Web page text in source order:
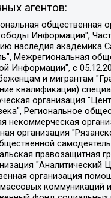
агентов:
человека", Городская общественная организация "Екатеринбургское общество "МЕМОРИАЛ", Городская общественная организация "Рязанское историко-просветительское и правозащитное общество "Мемориал" (Рязанский Мемориал), Челябинский региональный орган общественной самодеятельности – женское общественное объединение "Женщины Евразии", Челябинский региональный орган общественной самодеятельности "Уральская правозащитная группа", Фонд содействия защите здоровья и социальной справедливости имени Андрея Рылькова, Автономная Некоммерческая Организация "Аналитический Центр Юрия Левады", Автономная некоммерческая организация социальной поддержки населения "Проект Апрель", Региональная общественная организация помощи женщинам и детям, находящимся в кризисной ситуации "Информационно-методический центр "Анна", Фонд содействия развитию массовых коммуникаций и правовому просвещению "Так-так-Так", Фонд содействия устойчивому развитию "Серебряная тайга", Свердловский региональный общественный фонд социальных проектов "Новое время", "Idel.Реалии", Кавказ.Реалии, Крым.Реалии, Телеканал Настоящее Время, Татаро-башкирская служба Радио Свобода (Azatliq Radiosi), Радио Свободная Европа/Радио Свобода (PCE/PC), "Сибирь.Реалии", "Фактограф", Благотворительный фонд помощи осужденным и их семьям, Автономная некоммерческая организация "Институт глобализации и социальных движений", Фонд "В защиту прав заключенных", Частное учреждение "Центр